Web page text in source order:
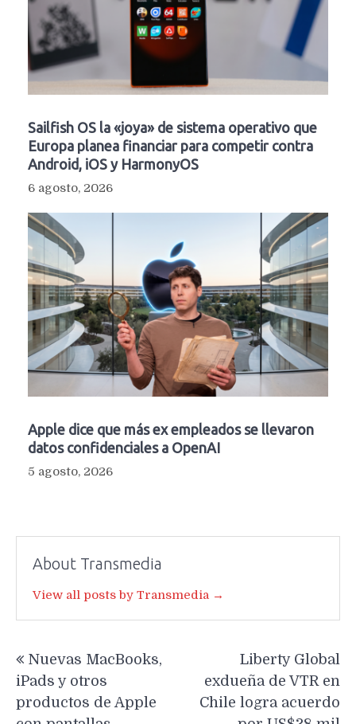
Sailfish OS la «joya» de sistema operativo que
Europa planea financiar para competir contra
Android, iOS y HarmonyOS
6 agosto, 2026
Apple dice que más ex empleados se llevaron
datos confidenciales a OpenAI
5 agosto, 2026
About Transmedia
View all posts by Transmedia →
de
entradas
Nuevas MacBooks,
iPads y otros
productos de Apple
Liberty Global
exdueña de VTR en
Chile logra acuerdo